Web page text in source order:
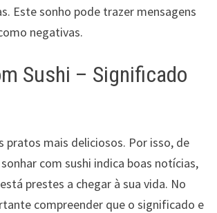
Este sonho pode trazer mensagens
negativas.
Sushi – Significado
pratos mais deliciosos. Por isso, de
com sushi indica boas notícias,
prestes a chegar à sua vida. No
compreender que o significado e